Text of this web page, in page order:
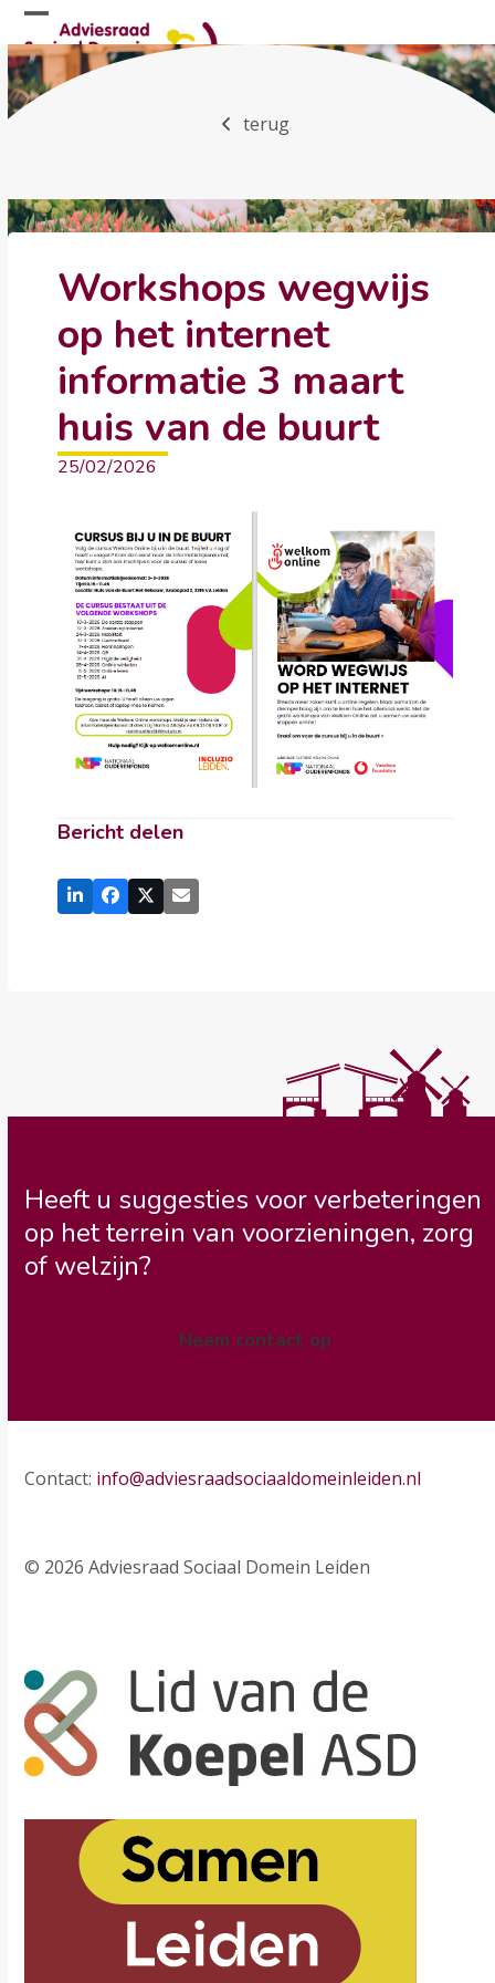
Skip
to
content
Open
mobile
menu
Close
mobile
menu
terug
Workshops wegwijs
op het internet
informatie 3 maart
huis van de buurt
25/02/2026
Bericht delen
Heeft u suggesties voor verbeteringen
op het terrein van voorzieningen, zorg
of welzijn?
Neem contact op
Contact: info@adviesraadsociaaldomeinleiden.nl
© 2026 Adviesraad Sociaal Domein Leiden